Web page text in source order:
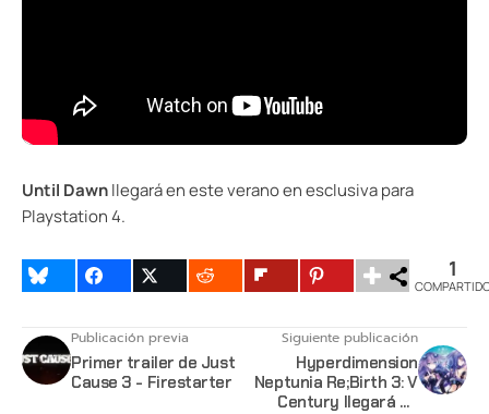
Until Dawnllegará en este verano en esclusiva para
Playstation 4.
1
Publicación previa
Primer trailer de Just
Cause 3 - Firestarter
Siguiente publicación
Hyperdimension
Neptunia Re;Birth 3: V
Century llegará en